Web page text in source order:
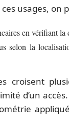
usages, on
en vérifiant la
selon la
croisent
d’un